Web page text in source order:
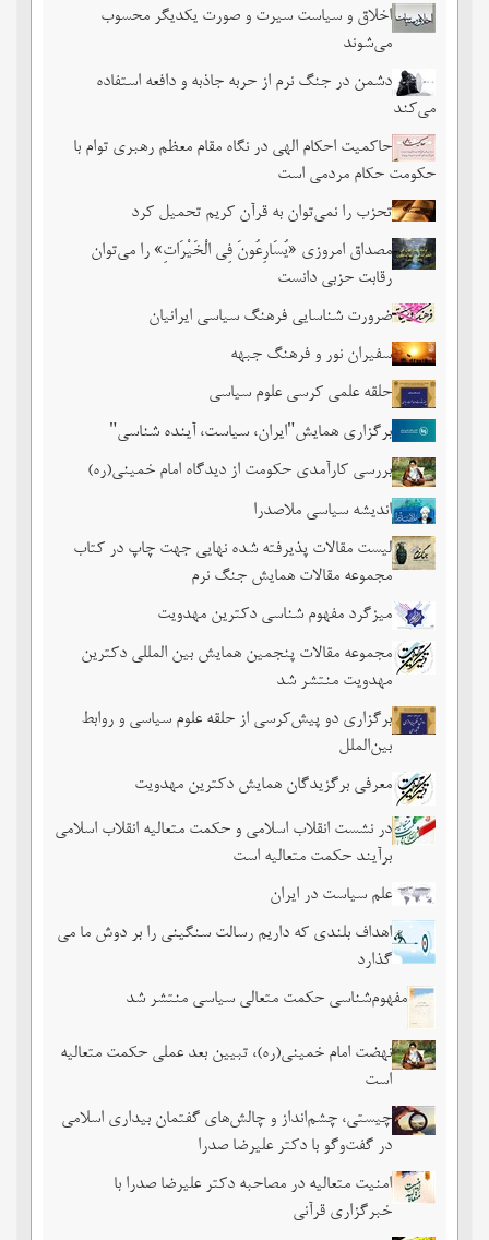
اخلاق و سیاست سیرت و صورت یکدیگر محسوب
می‌شوند
دشمن در جنگ نرم از حربه جاذبه و دافعه استفاده
می‌کند
حاکمیت احکام الهی در نگاه مقام معظم رهبری توام با
حکومت حکام مردمی است
تحزب را نمی‌توان به قرآن کریم تحمیل کرد
مصداق امروزی «یُسَارِعُونَ فِی الْخَیْرَاتِ» را می‌توان
رقابت حزبی دانست
ضرورت شناسایی فرهنگ سیاسی ایرانیان
سفیران نور و فرهنگ جبهه
حلقه علمی کرسی علوم سیاسی
برگزاری همایش"ایران، سیاست، آینده شناسی"
بررسی کارآمدی حکومت از دیدگاه امام خمینی(ره)
اندیشه سیاسی ملاصدرا
لیست مقالات پذیرفته شده نهایی جهت چاپ در کتاب
مجموعه مقالات همایش جنگ نرم
میزگرد مفهوم شناسی دکترین مهدویت
مجموعه مقالات پنجمین همایش بین المللی دکترین
مهدویت منتشر شد
برگزاری دو پیش‌کرسی از حلقه علوم سیاسی و روابط
بین‌الملل
معرفی برگزیدگان همایش دکترین مهدویت
در نشست انقلاب اسلامی و حکمت متعالیه انقلاب اسلامی
برآیند حکمت متعالیه است
علم سیاست در ایران
اهداف بلندی که داریم رسالت سنگینی را بر دوش ما می
گذارد
مفهوم‌شناسی حکمت متعالی سیاسی منتشر شد
نهضت امام خمینی(ره)، تبیین بعد عملی حکمت متعالیه
است
چیستی، چشم‌انداز و چالش‌های گفتمان بیداری اسلامی
در گفت‌وگو با دکتر علیرضا صدرا
امنیت متعالیه در مصاحبه دکتر علیرضا صدرا با
خبرگزاری قرآنی